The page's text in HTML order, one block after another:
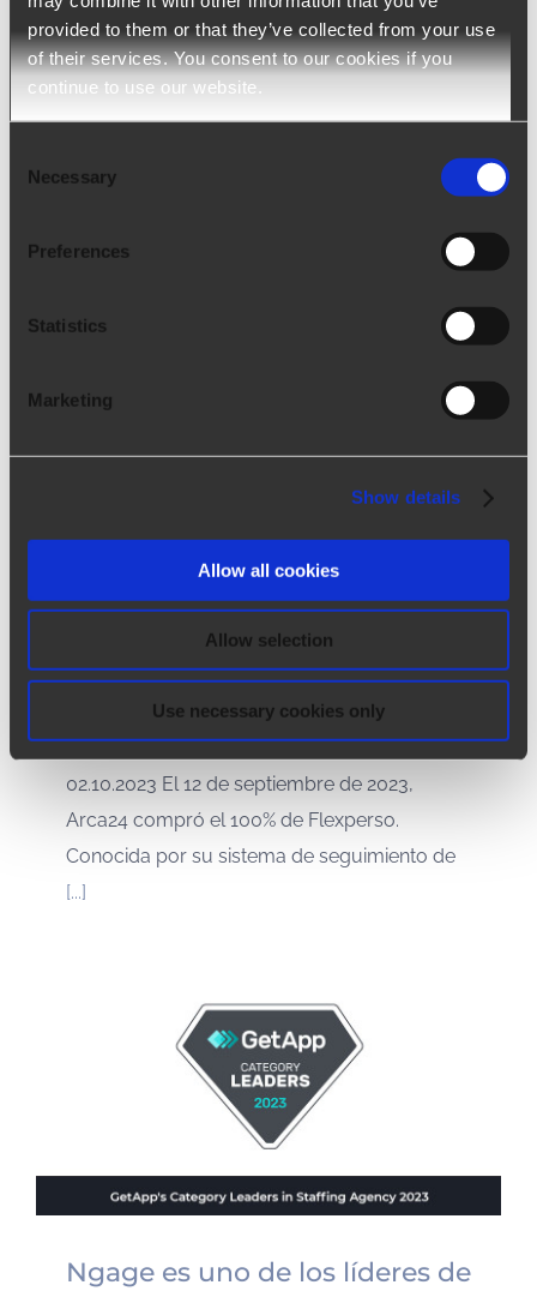
provided to them or that they’ve collected from your use
of their services. You consent to our cookies if you
continue to use our website.
Selection
Necessary
Preferences
Statistics
Marketing
Show details
Allow all cookies
Allow selection
Use necessary cookies only
Integración con Calendly
Integración con Calendly ATS | Agenda
Producto de referencia Ngage, Talentum Mes
Noviembre 2023 Índice de contenidos 1. ¿Qué
es Calendly? 2. ¿Cuáles son las ventajas de
Arca24 se expande a Suiza
Francia con la adquisición de
Flexperso
Arca24 se expande a Suiza Francia con la
adquisición de Flexperso Novedades |
02.10.2023 El 12 de septiembre de 2023,
Arca24 compró el 100% de Flexperso.
Conocida por su sistema de seguimiento de
[...]
Ngage es uno de los líderes de